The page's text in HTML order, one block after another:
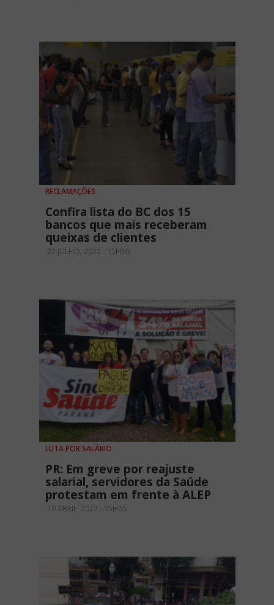
RECLAMAÇÕES
Confira lista do BC dos 15
bancos que mais receberam
queixas de clientes
22 JULHO, 2022 - 15H59
LUTA POR SALÁRIO
PR: Em greve por reajuste
salarial, servidores da Saúde
protestam em frente à ALEP
19 ABRIL, 2022 - 15H05